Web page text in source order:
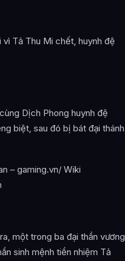
vì Tả Thu Mi chết, huynh đệ
Dịch Phong huynh đệ
biệt, sau đó bị bát đại thánh
– gaming.vn/ Wiki
một trong ba đại thần vương
sinh mệnh tiền nhiệm Tả